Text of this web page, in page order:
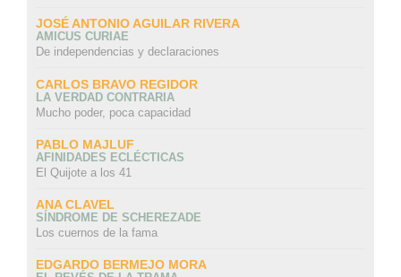
JOSÉ ANTONIO AGUILAR RIVERA
AMICUS CURIAE
De independencias y declaraciones
CARLOS BRAVO REGIDOR
LA VERDAD CONTRARIA
Mucho poder, poca capacidad
PABLO MAJLUF
AFINIDADES ECLÉCTICAS
El Quijote a los 41
ANA CLAVEL
SÍNDROME DE SCHEREZADE
Los cuernos de la fama
EDGARDO BERMEJO MORA